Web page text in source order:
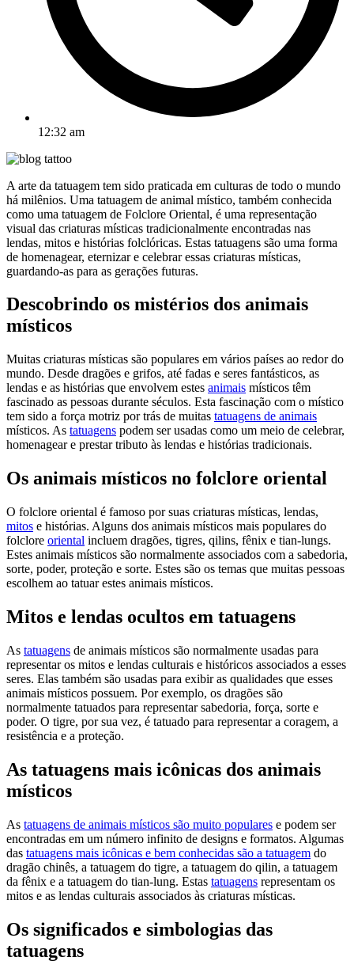
12:32 am
A arte da tatuagem tem sido praticada em culturas de todo o mundo
há milênios. Uma tatuagem de animal místico, também conhecida
como uma tatuagem de Folclore Oriental, é uma representação
visual das criaturas místicas tradicionalmente encontradas nas
lendas, mitos e histórias folclóricas. Estas tatuagens são uma forma
de homenagear, eternizar e celebrar essas criaturas místicas,
guardando-as para as gerações futuras.
Descobrindo os mistérios dos animais
místicos
Muitas criaturas místicas são populares em vários países ao redor do
mundo. Desde dragões e grifos, até fadas e seres fantásticos, as
lendas e as histórias que envolvem estes animais místicos têm
fascinado as pessoas durante séculos. Esta fascinação com o místico
tem sido a força motriz por trás de muitas tatuagens de animais
místicos. As tatuagens podem ser usadas como um meio de celebrar,
homenagear e prestar tributo às lendas e histórias tradicionais.
Os animais místicos no folclore oriental
O folclore oriental é famoso por suas criaturas místicas, lendas,
mitos e histórias. Alguns dos animais místicos mais populares do
folclore oriental incluem dragões, tigres, qilins, fênix e tian-lungs.
Estes animais místicos são normalmente associados com a sabedoria,
sorte, poder, proteção e sorte. Estes são os temas que muitas pessoas
escolhem ao tatuar estes animais místicos.
Mitos e lendas ocultos em tatuagens
As tatuagens de animais místicos são normalmente usadas para
representar os mitos e lendas culturais e históricos associados a esses
seres. Elas também são usadas para exibir as qualidades que esses
animais místicos possuem. Por exemplo, os dragões são
normalmente tatuados para representar sabedoria, força, sorte e
poder. O tigre, por sua vez, é tatuado para representar a coragem, a
resistência e a proteção.
As tatuagens mais icônicas dos animais
místicos
As tatuagens de animais místicos são muito populares e podem ser
encontradas em um número infinito de designs e formatos. Algumas
das tatuagens mais icônicas e bem conhecidas são a tatuagem do
dragão chinês, a tatuagem do tigre, a tatuagem do qilin, a tatuagem
da fênix e a tatuagem do tian-lung. Estas tatuagens representam os
mitos e as lendas culturais associados às criaturas místicas.
Os significados e simbologias das
tatuagens